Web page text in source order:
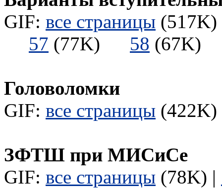
GIF: все страницы
57 (77K) 58
Головоломки
GIF: все страницы
ЗФТШ при МИСиСе
GIF: все страницы (78K) |